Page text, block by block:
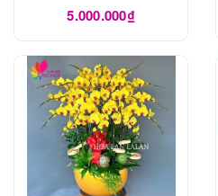
5.000.000₫